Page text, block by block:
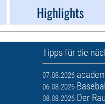
Highlights
Tipps für die
07.08.2026
06.08.2026
08.08.2026 Der